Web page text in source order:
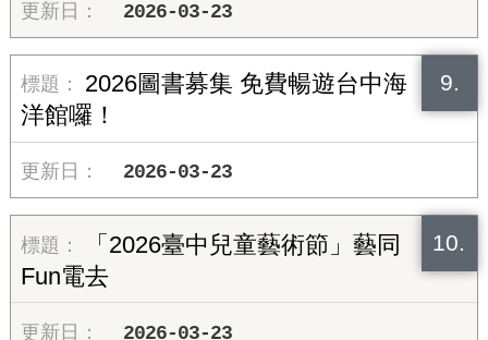
2026-03-23
9.
2026圖書募集 免費暢遊台中海
洋館囉！
2026-03-23
10.
「2026臺中兒童藝術節」藝同
Fun電去
2026-03-23